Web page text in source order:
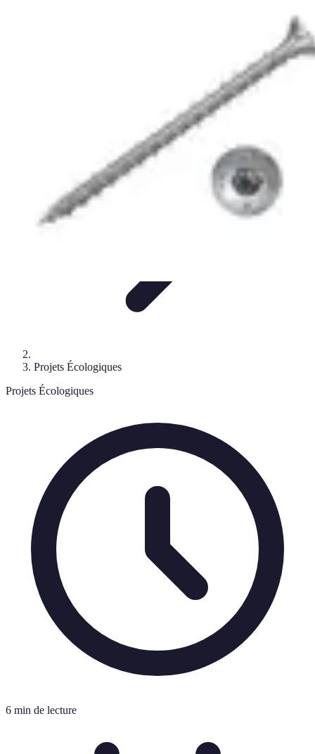
Écologie et
Projets Écologiques
Projets Écologiques
6 min de lecture